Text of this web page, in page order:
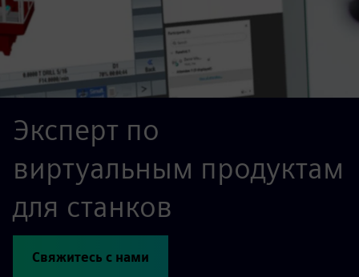
Эксперт по
виртуальным продуктам
для станков
Свяжитесь с нами